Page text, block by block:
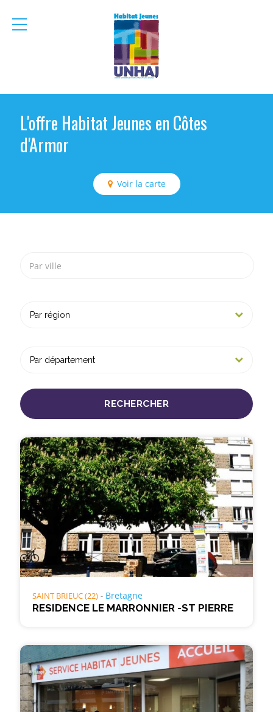
menu
L'offre Habitat Jeunes en Côtes
d'Armor
Voir la carte
Par ville
RECHERCHER
SAINT BRIEUC (22) Bretagne
RESIDENCE LE MARRONNIER -ST PIERRE